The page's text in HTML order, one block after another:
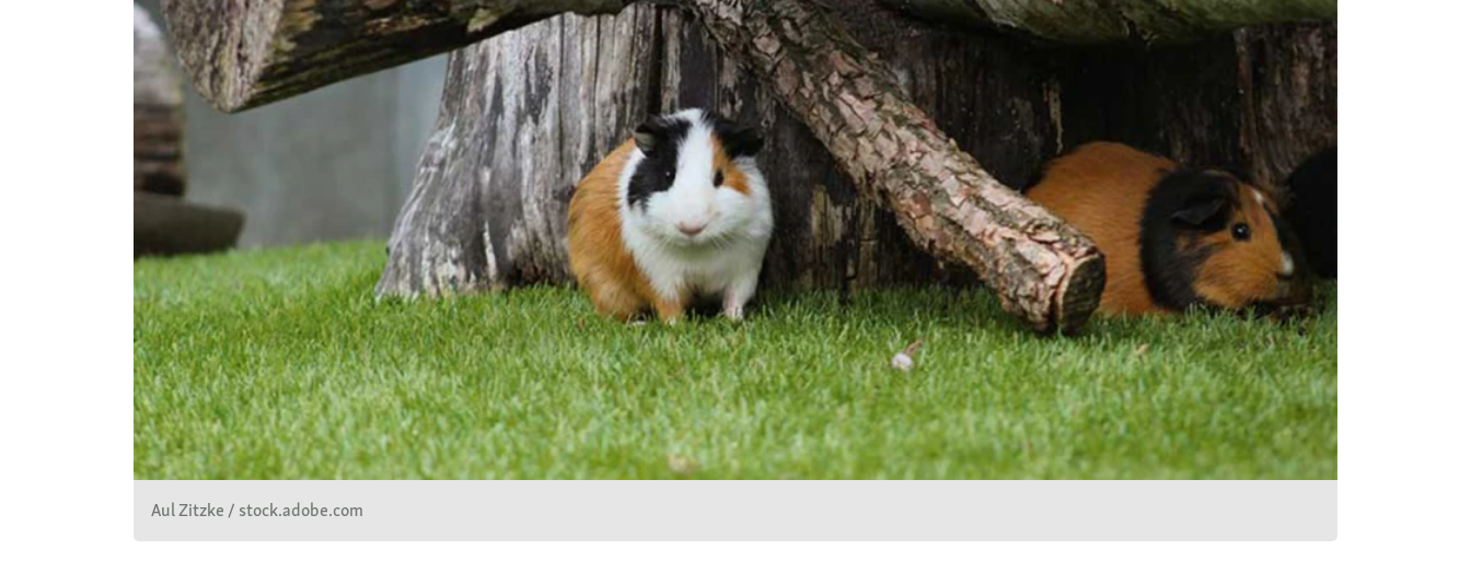
Aul Zitzke / stock.adobe.com